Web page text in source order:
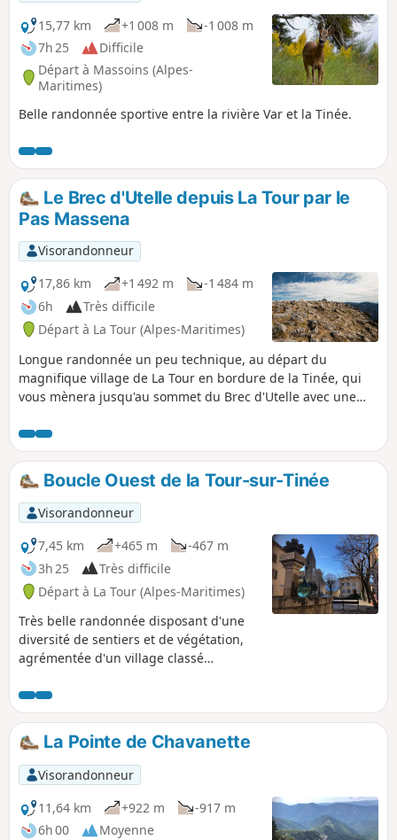
15,77 km
+1 008 m
-1 008 m
7h 25
Difficile
Départ à Massoins (Alpes-
Maritimes)
Belle randonnée sportive entre la rivière Var et la Tinée.
Le Brec d'Utelle depuis La Tour par le
Pas Massena
Visorandonneur
17,86 km
+1 492 m
-1 484 m
6h
Très difficile
Départ à La Tour (Alpes-Maritimes)
Longue randonnée un peu technique, au départ du
magnifique village de La Tour en bordure de la Tinée, qui
vous mènera jusqu'au sommet du Brec d'Utelle avec une
Boucle Ouest de la Tour-sur-Tinée
Visorandonneur
7,45 km
+465 m
-467 m
3h 25
Très difficile
Départ à La Tour (Alpes-Maritimes)
Très belle randonnée disposant d'une
diversité de sentiers et de végétation,
agrémentée d'un village classé
compte des informations pratiques
mentionnées dans le descriptif
concernant la période et la partie hors
sentier. ⚠️ GPS ou application
indispensable pour cette randonnée ! La
période hivernale est à proscrire, les
rochers proches des rivières sont
glissants.
La Pointe de Chavanette
Visorandonneur
11,64 km
+922 m
-917 m
6h 00
Moyenne